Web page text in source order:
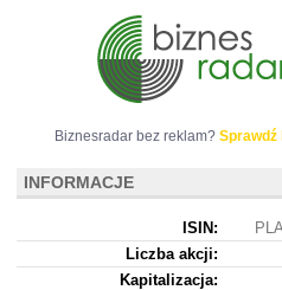
Biznesradar bez reklam? Sprawdź
INFORMACJE
ISIN:
Liczba akcji:
Kapitalizacja: